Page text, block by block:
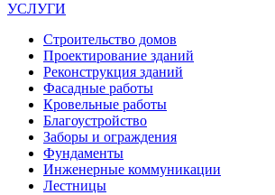
УСЛУГИ
Строительство домов
Проектирование зданий
Реконструкция зданий
Фасадные работы
Кровельные работы
Благоустройство
Заборы и ограждения
Фундаменты
Инженерные коммуникации
Лестницы